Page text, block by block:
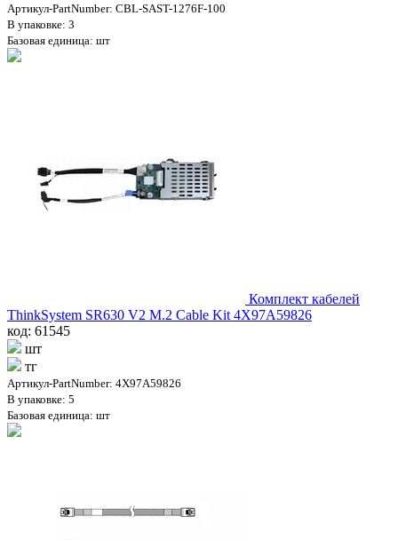
Артикул-PartNumber: CBL-SAST-1276F-100
В упаковке: 3
Базовая единица: шт
Комплект кабелей
ThinkSystem SR630 V2 M.2 Cable Kit 4X97A59826
код: 61545
шт
тг
Артикул-PartNumber: 4X97A59826
В упаковке: 5
Базовая единица: шт